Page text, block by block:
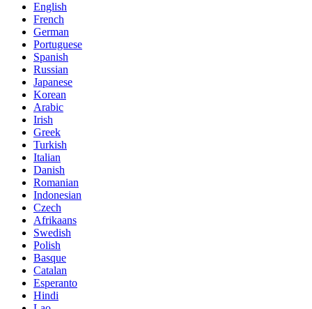
English
French
German
Portuguese
Spanish
Russian
Japanese
Korean
Arabic
Irish
Greek
Turkish
Italian
Danish
Romanian
Indonesian
Czech
Afrikaans
Swedish
Polish
Basque
Catalan
Esperanto
Hindi